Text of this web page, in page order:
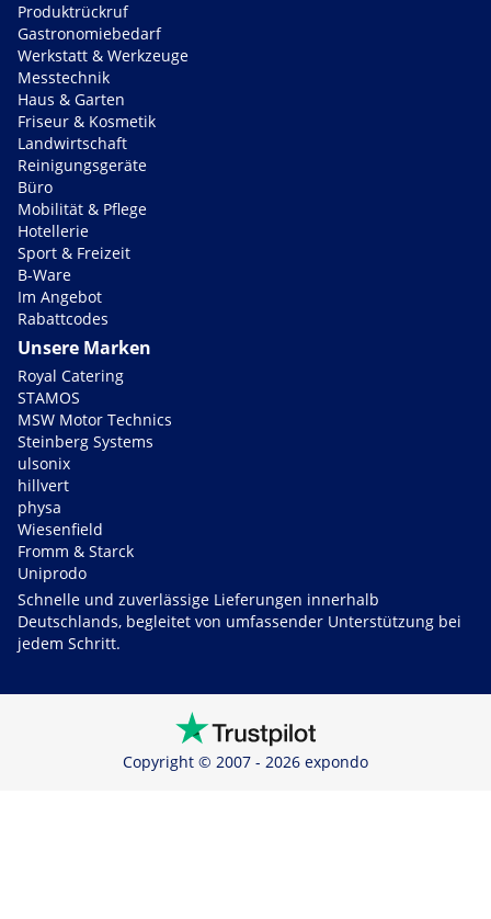
Produktrückruf
Gastronomiebedarf
Werkstatt & Werkzeuge
Messtechnik
Haus & Garten
Friseur & Kosmetik
Landwirtschaft
Reinigungsgeräte
Büro
Mobilität & Pflege
Hotellerie
Sport & Freizeit
B-Ware
Im Angebot
Rabattcodes
Unsere Marken
Royal Catering
STAMOS
MSW Motor Technics
Steinberg Systems
ulsonix
hillvert
physa
Wiesenfield
Fromm & Starck
Uniprodo
Schnelle und zuverlässige Lieferungen innerhalb
Deutschlands, begleitet von umfassender Unterstützung bei
jedem Schritt.
Copyright © 2007 - 2026 expondo